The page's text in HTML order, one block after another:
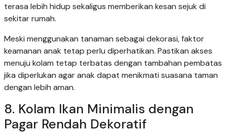
terasa lebih hidup sekaligus memberikan kesan sejuk di
sekitar rumah.
Meski menggunakan tanaman sebagai dekorasi, faktor
keamanan anak tetap perlu diperhatikan. Pastikan akses
menuju kolam tetap terbatas dengan tambahan pembatas
jika diperlukan agar anak dapat menikmati suasana taman
dengan lebih aman.
8. Kolam Ikan Minimalis dengan
Pagar Rendah Dekoratif